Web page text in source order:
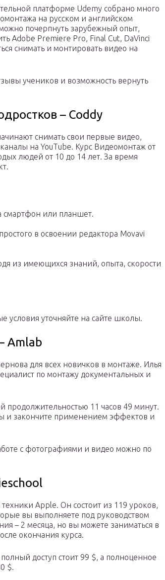
платформе Udemy собрано много
на русском и английском
почерпнуть зарубежный опыт,
Adobe Premiere Pro, Final Cut, DaVinci
снимать и монтировать видео на
учеников и возможность вернуть
– Coddy
снимать свои первые видео,
на YouTube. Курс Видеомонтаж от
людей от 10 до 14 лет. За время
смартфон или планшет.
в освоении редактора Movavi
из имеющихся знаний, опыта, скорости
условия уточняйте на сайте школы.
Amlab
для всех новичков в монтаже. Илья
по монтажу документальных и
продолжительностью 11 часов 49 минут.
и закончите применением эффектов и
с фотографиями и видео можно по
Apple. Он состоит из 119 уроков,
вы выполняете под руководством
– 2 месяца, но вы можете заниматься в
окончания курса.
доступ стоит 99 $, а полноценное
$.